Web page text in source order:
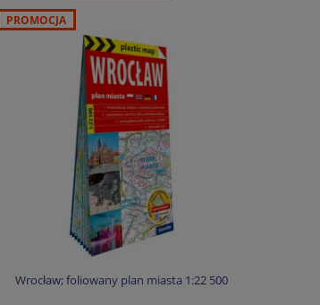
Wrocław; foliowany plan miasta 1:22 500
PROMOCJA